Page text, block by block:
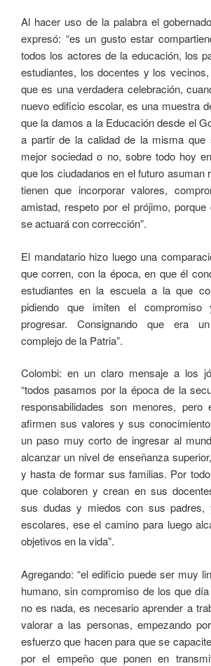
Al hacer uso de la palabra el
expresó: “es un gusto estar
todos los actores de la educación, los
estudiantes, los docentes y los
que es una verdadera celebración,
nuevo edificio escolar, es una muestra
que la damos a la Educación desde el
a partir de la calidad de la misma que
mejor sociedad o no, sobre todo hoy
que los ciudadanos en el futuro asuman
tienen que incorporar valores,
amistad, respeto por el prójimo,
se actuará con corrección”.
El mandatario hizo luego una
que corren, con la época, en que él
estudiantes en la escuela a la que
pidiendo que imiten el
progresar. Consignando que era
complejo de la Patria”.
Colombi: en un claro mensaje a los
“todos pasamos por la época de la
responsabilidades son menores, pero
afirmen sus valores y sus
un paso muy corto de ingresar al
alcanzar un nivel de enseñanza
y hasta de formar sus familias. Por
que colaboren y crean en sus
sus dudas y miedos con sus padres,
escolares, ese el camino para luego
objetivos en la vida”.
Agregando: “el edificio puede ser muy
humano, sin compromiso de los que
no es nada, es necesario aprender a
valorar a las personas, empezando
esfuerzo que hacen para que se
por el empeño que ponen en